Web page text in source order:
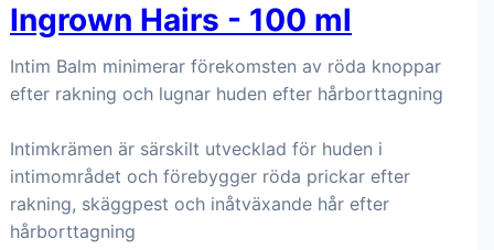
Ingrown Hairs - 100 ml
Intim Balm minimerar förekomsten av röda knoppar
efter rakning och lugnar huden efter hårborttagning
Intimkrämen är särskilt utvecklad för huden i
intimområdet och förebygger röda prickar efter
rakning, skäggpest och inåtväxande hår efter
hårborttagning